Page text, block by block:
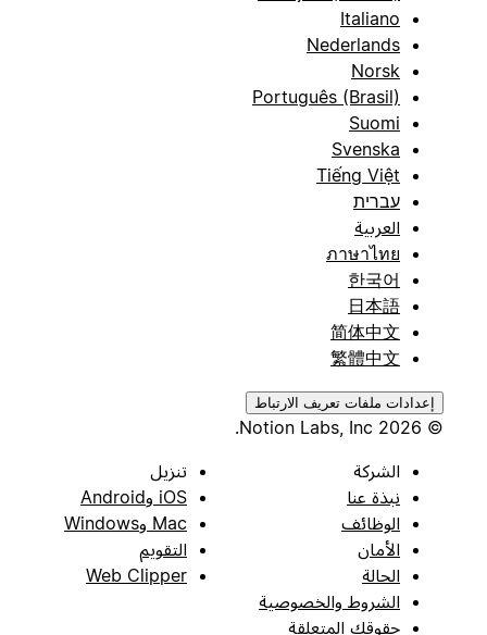
Italiano
Nederlands
Norsk
Português (Brasil)
Suomi
Svenska
Tiếng Việt
עברית
العربية
ภาษาไทย
한국어
日本語
简体中文
繁體中文
إعدادات ملفات تعريف الارتباط
© 2026 Notion Labs, Inc.
الشركة
نبذة عنا
الوظائف
الأمان
الحالة
الشروط والخصوصية
حقوقك المتعلقة
تنزيل
iOS وAndroid
Mac وWindows
التقويم
Web Clipper